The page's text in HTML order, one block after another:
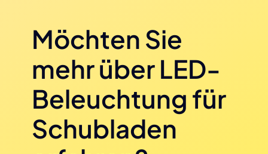
Möchten Sie
mehr über LED-
Beleuchtung für
Schubladen